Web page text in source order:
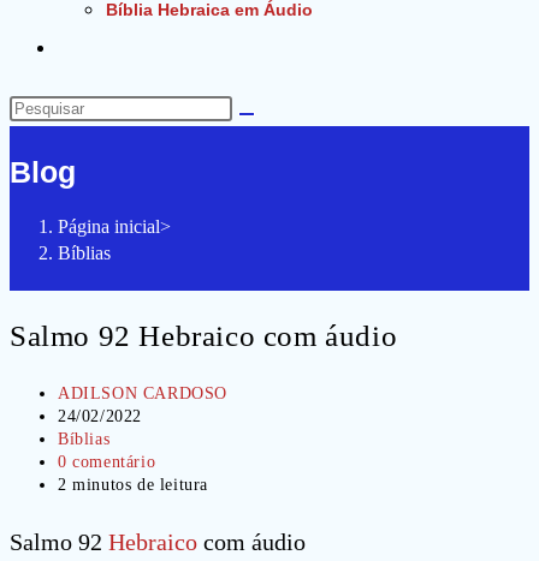
Bíblia Hebraica em Áudio
do
site
Pesquisar
site
Blog
Página inicial>
Bíblias
Salmo 92 Hebraico com áudio
Autor
do
post:
ADILSON CARDOSO
Post
publicado:
24/02/2022
Categoria
do
post:
Bíblias
Comentários
do
0 comentário
Tempo
2 minutos de leitura
Salmo 92 Hebraico com áudio